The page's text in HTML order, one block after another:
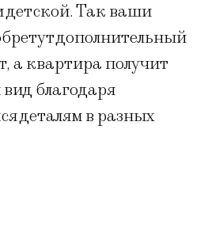
детской. Так ваши
дополнительный
а квартира получит
благодаря
деталям в разных